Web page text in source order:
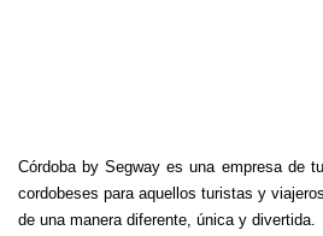
Córdoba by Segway es una empresa de
cordobeses para aquellos turistas y
de una manera diferente, única y divertida.